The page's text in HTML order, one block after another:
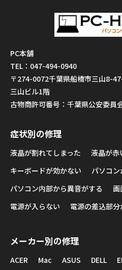
PC本舗
TEL：047-494-0940
〒274-0072千葉県船橋市三山8-
三山ビル1階
古物商許可番号：千葉県公安委員
症状別の修理
液晶が割れてしまった
液晶が赤
キーボードが効かない
パソコ
パソコン内部から異音がする
電源が入らない
電源の差込部
メーカー別の修理
ACER Mac ASUS DELL